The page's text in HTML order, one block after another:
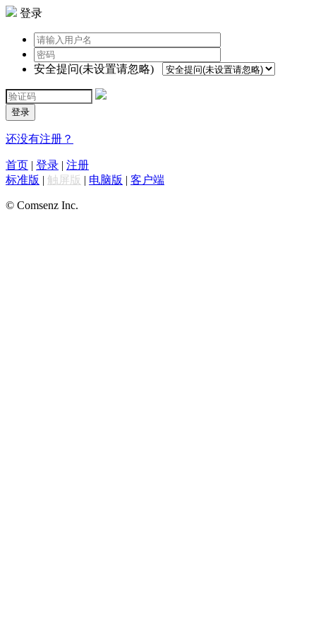
登录
安全提问(未设置请忽略)
登录
还没有注册？
首页 | 登录 | 注册
标准版 | 触屏版 | 电脑版 | 客户端
© Comsenz Inc.